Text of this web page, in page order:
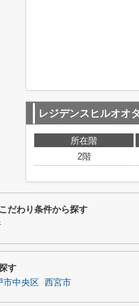
レジデンスヒルオオ
所在階
2階
だわり条件から探す
す
市中央区 西宮市